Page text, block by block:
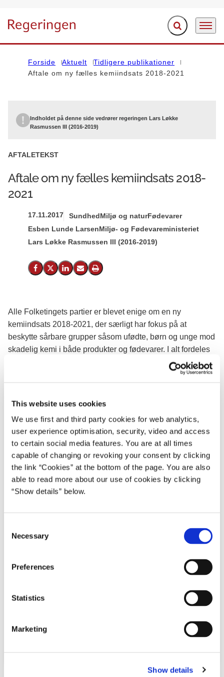
This website uses cookies
We use first and third party cookies for web analytics,
user experience optimisation, security, video and access
to certain social media features. You are at all times
capable of changing or revoking your consent by clicking
the link “Cookies” at the bottom of the page. You are also
able to read more about our use of cookies by clicking
“Show details” below.
Necessary
Preferences
Statistics
Marketing
Show details
Gå til forsiden Fold søgefelt ud
Menu
Forside Aktuelt
Tidligere publikationer
Aftale om ny fælles kemiindsats 2018-2021
Indholdet på denne side vedrører regeringen Lars Løkke
Rasmussen III (2016-2019)
AFTALETEKST
Aftale om ny fælles kemiindsats 2018-
2021
17.11.2017 SundhedMiljø og naturFødevarer
Esben Lunde LarsenMiljø- og Fødevareministeriet
Lars Løkke Rasmussen III (2016-2019)
Del på Facebook
Del på X (Twitter)
Del på LinkedIn
Send email
Print
Alle Folketingets partier er blevet enige om en ny
kemiindsats 2018-2021, der særligt har fokus på at
beskytte sårbare grupper såsom ufødte, børn og unge mod
skadelig kemi i både produkter og fødevarer. I alt fordeles